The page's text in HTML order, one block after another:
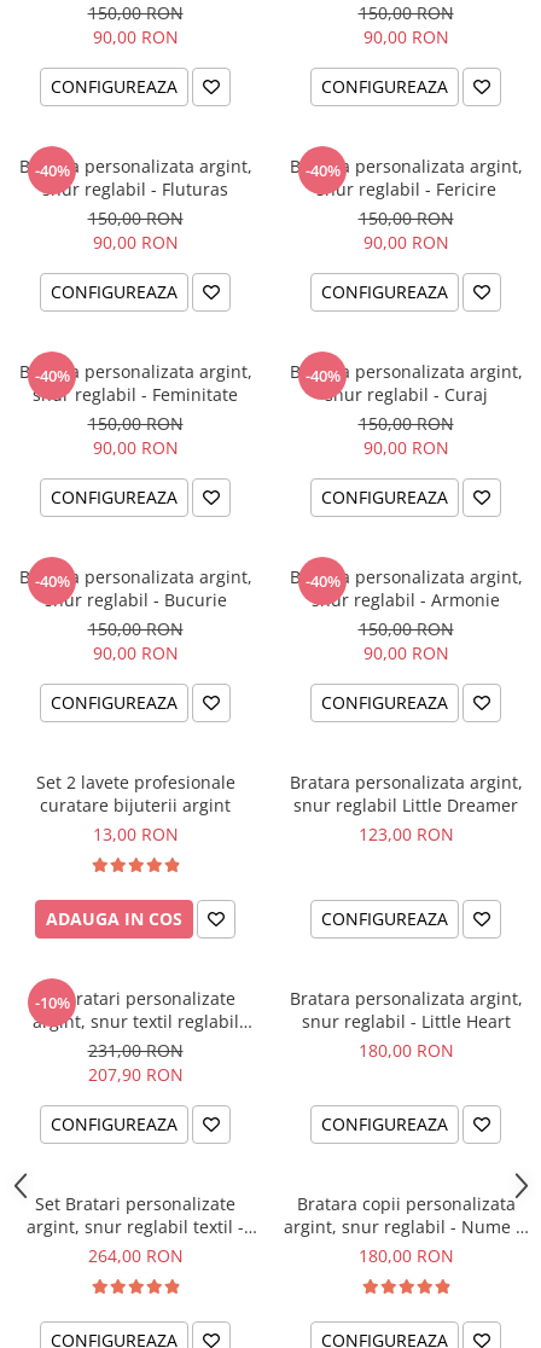
150,00 RON
90,00 RON
CONFIGUREAZA
150,00 RON
90,00 RON
CONFIGUREAZA
-40%
Bratara personalizata argint,
snur reglabil - Fluturas
150,00 RON
90,00 RON
CONFIGUREAZA
-40%
Bratara personalizata argint,
snur reglabil - Fericire
150,00 RON
90,00 RON
CONFIGUREAZA
-40%
Bratara personalizata argint,
snur reglabil - Feminitate
150,00 RON
90,00 RON
CONFIGUREAZA
-40%
Bratara personalizata argint,
snur reglabil - Curaj
150,00 RON
90,00 RON
CONFIGUREAZA
-40%
Bratara personalizata argint,
snur reglabil - Bucurie
150,00 RON
90,00 RON
CONFIGUREAZA
-40%
Bratara personalizata argint,
snur reglabil - Armonie
150,00 RON
90,00 RON
CONFIGUREAZA
Set 2 lavete profesionale
curatare bijuterii argint
13,00 RON
ADAUGA IN COS
Bratara personalizata argint,
snur reglabil Little Dreamer
123,00 RON
CONFIGUREAZA
-10%
Set bratari personalizate
argint, snur textil reglabil
Little Brothers
231,00 RON
207,90 RON
CONFIGUREAZA
Bratara personalizata argint,
snur reglabil - Little Heart
180,00 RON
CONFIGUREAZA
Set Bratari personalizate
argint, snur reglabil textil -
Sisters Love
264,00 RON
CONFIGUREAZA
Bratara copii personalizata
argint, snur reglabil - Nume &
Simbol
180,00 RON
CONFIGUREAZA